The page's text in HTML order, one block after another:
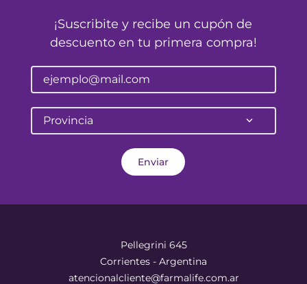
¡Suscribite y recibe un cupón de
descuento en tu primera compra!
Provincia
Enviar
Pellegrini 645
Corrientes - Argentina
atencionalcliente@farmalife.com.ar